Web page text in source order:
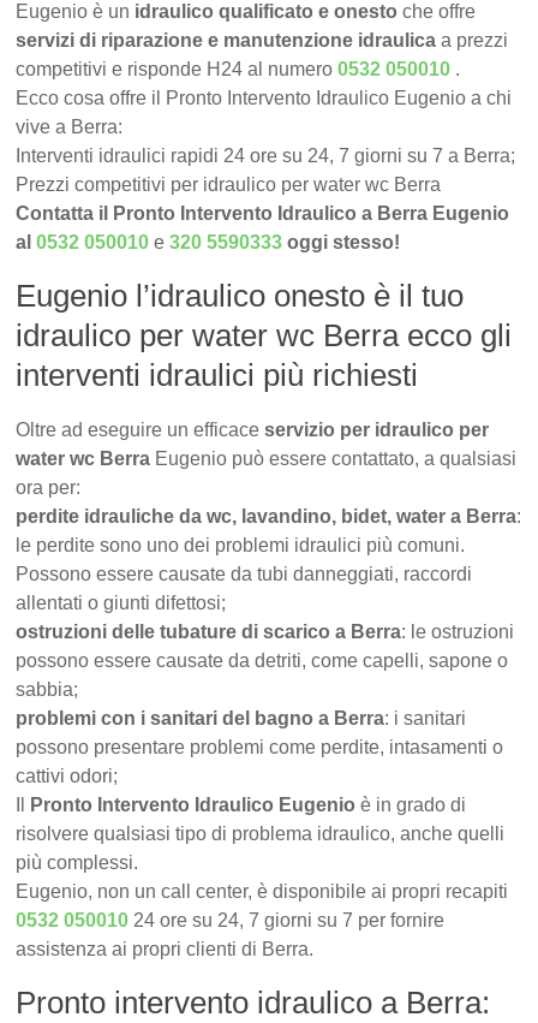
Eugenio è un idraulico qualificato e onesto che offre
servizi di riparazione e manutenzione idraulica a prezzi
competitivi e risponde H24 al numero0532 050010 .
Ecco cosa offre il Pronto Intervento Idraulico Eugenio a chi
vive a Berra:
Interventi idraulici rapidi 24 ore su 24, 7 giorni su 7 a Berra;
Prezzi competitivi per idraulico per water wc Berra
Contatta il Pronto Intervento Idraulico a Berra Eugenio
al0532 050010 e320 5590333 oggi stesso!
Eugenio l’idraulico onesto è il tuo
idraulico per water wc Berra ecco gli
interventi idraulici più richiesti
Oltre ad eseguire un efficaceservizio per idraulico per
water wc Berra Eugenio può essere contattato, a qualsiasi
ora per:
perdite idrauliche da wc, lavandino, bidet, water a Berra:
le perdite sono uno dei problemi idraulici più comuni.
Possono essere causate da tubi danneggiati, raccordi
allentati o giunti difettosi;
ostruzioni delle tubature di scarico a Berra: le ostruzioni
possono essere causate da detriti, come capelli, sapone o
sabbia;
problemi con i sanitari del bagno a Berra: i sanitari
possono presentare problemi come perdite, intasamenti o
cattivi odori;
Pronto Intervento Idraulico Eugenio è in grado di
risolvere qualsiasi tipo di problema idraulico, anche quelli
più complessi.
Eugenio, non un call center, è disponibile ai propri recapiti
0532 050010 24 ore su 24, 7 giorni su 7 per fornire
assistenza ai propri clienti di Berra.
Pronto intervento idraulico a Berra: